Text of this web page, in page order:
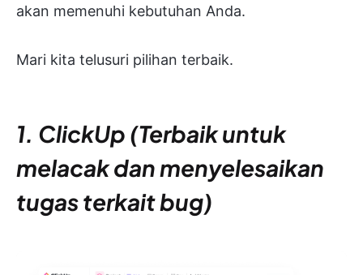
akan memenuhi kebutuhan Anda.
Mari kita telusuri pilihan terbaik.
1. ClickUp (Terbaik untuk
melacak dan menyelesaikan
tugas terkait bug)